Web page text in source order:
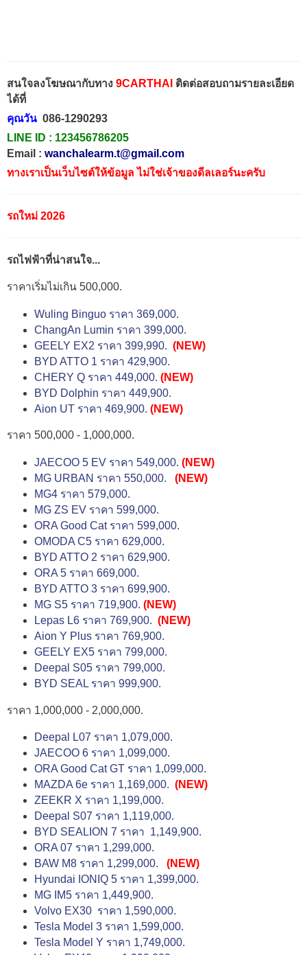
สนใจลงโฆษณากับทาง 9CARTHAI ติดต่อสอบถามรายละเอียด
ได้ที่
คุณวัน 086-1290293
LINE ID : 123456786205
Email : wanchalearm.t@gmail.com
ทางเราเป็นเว็บไซต์ให้ข้อมูล ไม่ใช่เจ้าของดีลเลอร์นะครับ
รถใหม่ 2026
รถไฟฟ้าที่น่าสนใจ...
ราคาเริ่มไม่เกิน 500,000.
Wuling Binguo ราคา 369,000.
ChangAn Lumin ราคา 399,000.
GEELY EX2 ราคา 399,990. (NEW)
BYD ATTO 1 ราคา 429,900.
CHERY Q ราคา 449,000. (NEW)
BYD Dolphin ราคา 449,900.
Aion UT ราคา 469,900. (NEW)
ราคา 500,000 - 1,000,000.
JAECOO 5 EV ราคา 549,000. (NEW)
MG URBAN ราคา 550,000.
(NEW)
MG4 ราคา 579,000.
MG ZS EV ราคา 599,000.
ORA Good Cat ราคา 599,000.
OMODA C5 ราคา 629,000.
BYD ATTO 2 ราคา 629,900.
ORA 5 ราคา 669,000.
BYD ATTO 3 ราคา 699,900.
MG S5 ราคา 719,900. (NEW)
Lepas L6 ราคา 769,900. (NEW)
Aion Y Plus ราคา 769,900.
GEELY EX5 ราคา 799,000.
Deepal S05 ราคา 799,000.
BYD SEAL ราคา 999,900.
ราคา 1,000,000 - 2,000,000.
Deepal L07 ราคา 1,079,000.
JAECOO 6 ราคา 1,099,000.
ORA Good Cat GT ราคา 1,099,000.
MAZDA 6e ราคา 1,169,000. (NEW)
ZEEKR X ราคา 1,199,000.
Deepal S07 ราคา 1,119,000.
BYD SEALION 7 ราคา 1,149,900.
ORA 07 ราคา 1,299,000.
BAW M8 ราคา 1,299,000.
(NEW)
Hyundai IONIQ 5 ราคา 1,399,000.
MG IM5 ราคา 1,449,900.
Volvo EX30 ราคา 1,590,000.
Tesla Model 3 ราคา 1,599,000.
Tesla Model Y ราคา 1,749,000.